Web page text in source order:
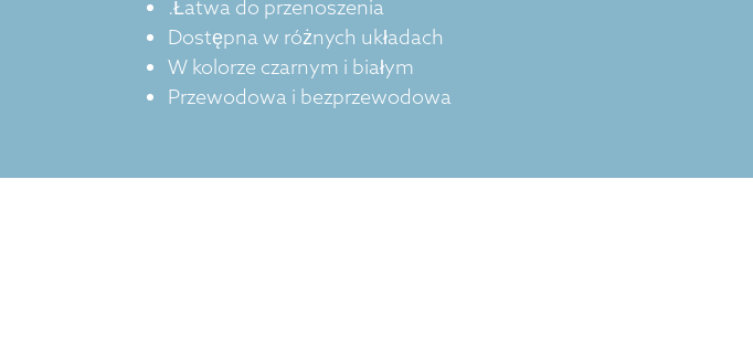
.Łatwa do przenoszenia
Dostępna w różnych układach
W kolorze czarnym i białym
Przewodowa i bezprzewodowa